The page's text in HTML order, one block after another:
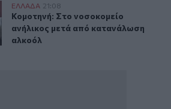
ανήλικος μετά από
ΕΛΛAΔΑ 21:08
Κομοτηνή: Στο νοσοκομείο
Κομοτηνή: Στο νοσοκομείο
ανήλικος μετά από κατανάλωση
αλκοόλ